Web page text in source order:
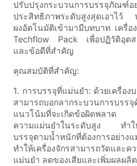
ปรับปรุงกระบวนการบรรจุภัณฑ์อ
ประสิทธิภาพระดับสูงสุดเอาไว้
ผงอัตโนมัติเข้ามามีบทบาท เครื่
Techflow Pack เพื่อปฏิวัติอุต
และข้อดีที่สำคัญ
คุณสมบัติที่สำคัญ:
1. การบรรจุที่แม่นยำ: ด้วยเครื่อ
สามารถบอกลากระบวนการบรร
แนวโน้มที่จะเกิดข้อผิดพลาด เ
ความแม่นยำในระดับสูง ทำใ
บรรจุตามน้ำหนักที่ต้องการอย่
ทำให้เครื่องจักรสามารถวัดและ
แม่นยำ ลดของเสียและเพิ่มผลผลิ